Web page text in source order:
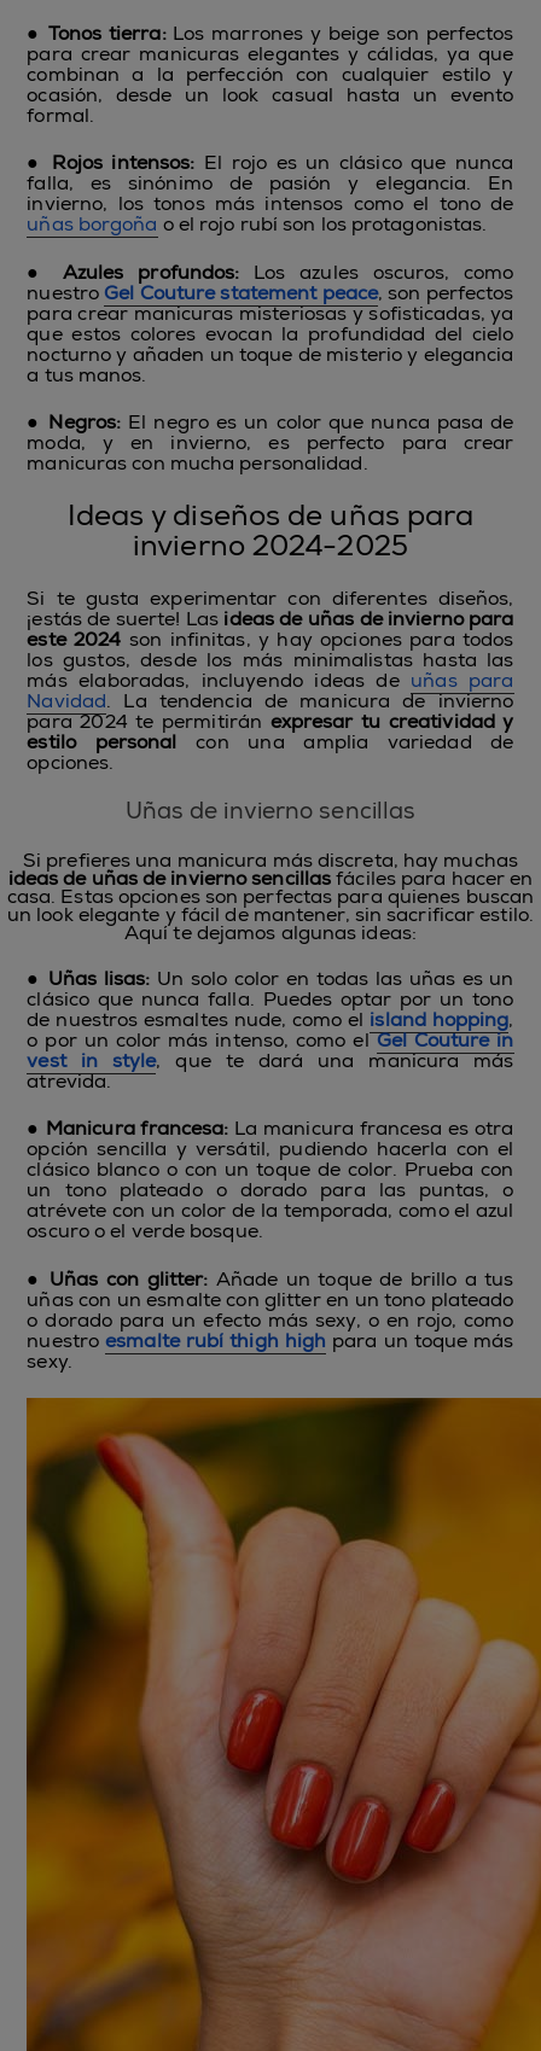
● Tonos tierra:Los marrones y beige son perfectos
para crear manicuras elegantes y cálidas, ya que
combinan a la perfección con cualquier estilo y
ocasión, desde un look casual hasta un evento
formal.
● Rojos intensos: El rojo es un clásico que nunca
falla, es sinónimo de pasión y elegancia. En
invierno, los tonos más intensos como el tono de
uñas borgoña o el rojo rubí son los protagonistas.
● Azules profundos: Los azules oscuros, como
nuestro Gel Couture statement peace, son perfectos
para crear manicuras misteriosas y sofisticadas, ya
que estos colores evocan la profundidad del cielo
nocturno y añaden un toque de misterio y elegancia
a tus manos.
● Negros: El negro es un color que nunca pasa de
moda, y en invierno, es perfecto para crear
manicuras con mucha personalidad.
Ideas y diseños de uñas para
invierno 2024-2025
Si te gusta experimentar con diferentes diseños,
¡estás de suerte! Las ideas de uñas de invierno para
este 2024 son infinitas, y hay opciones para todos
los gustos, desde los más minimalistas hasta las
más elaboradas, incluyendo ideas de uñas para
Navidad. La tendencia de manicura de invierno
para 2024 te permitirán expresar tu creatividad y
estilo personal con una amplia variedad de
opciones.
Uñas de invierno sencillas
Si prefieres una manicura más discreta, hay muchas
ideas de uñas de invierno sencillasfáciles para hacer en
casa. Estas opciones son perfectas para quienes buscan
un look elegante y fácil de mantener, sin sacrificar estilo.
Aquí te dejamos algunas ideas:
● Uñas lisas: Un solo color en todas las uñas es un
clásico que nunca falla. Puedes optar por un tono
de nuestros esmaltes nude, como el island hopping,
o por un color más intenso, como elGel Couture in
vest in style, que te dará una manicura más
atrevida.
● Manicura francesa: La manicura francesa es otra
opción sencilla y versátil, pudiendo hacerla con el
clásico blanco o con un toque de color. Prueba con
un tono plateado o dorado para las puntas, o
atrévete con un color de la temporada, como el azul
oscuro o el verde bosque.
● Uñas con glitter: Añade un toque de brillo a tus
uñas con un esmalte con glitter en un tono plateado
o dorado para un efecto más sexy, o en rojo, como
nuestroesmalte rubí thigh high para un toque más
sexy.